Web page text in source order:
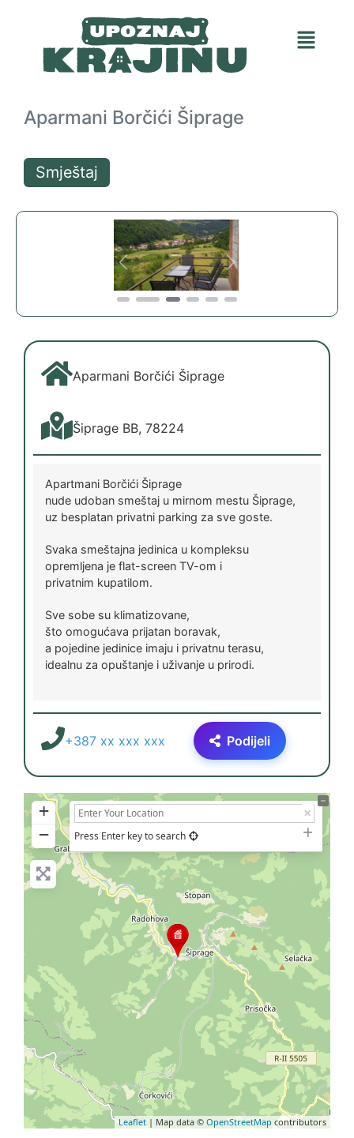
Aparmani Borčići Šiprage
Smještaj
Previous Next
Aparmani Borčići Šiprage
Šiprage BB, 78224
Apartmani Borčići Šiprage
nude udoban smeštaj u mirnom mestu Šiprage,
uz besplatan privatni parking za sve goste.
Svaka smeštajna jedinica u kompleksu
opremljena je flat-screen TV-om i
privatnim kupatilom.
Sve sobe su klimatizovane,
što omogućava prijatan boravak,
a pojedine jedinice imaju i privatnu terasu,
idealnu za opuštanje i uživanje u prirodi.
+387 xx xxx xxx Podijeli
+
−
Press Enter key to search
Leaflet | Map data © OpenStreetMap contributors